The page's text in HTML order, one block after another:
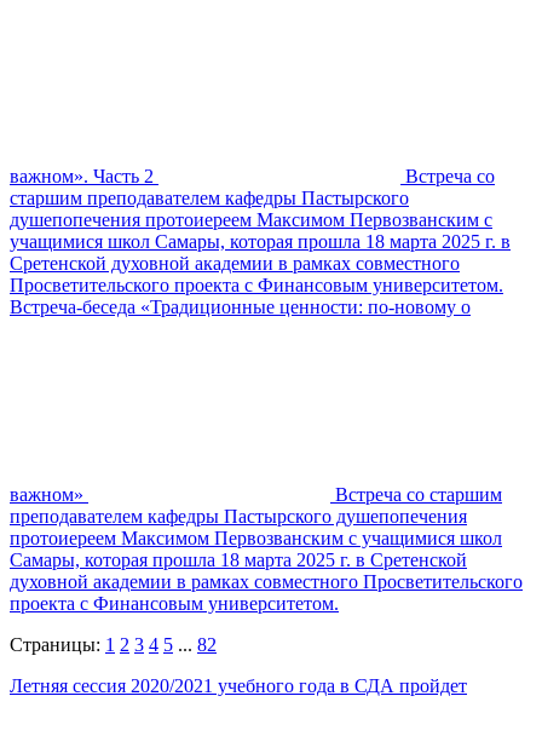
важном». Часть 2
Встреча со
старшим преподавателем кафедры Пастырского
душепопечения протоиереем Максимом Первозванским с
учащимися школ Самары, которая прошла 18 марта 2025 г. в
Сретенской духовной академии в рамках совместного
Просветительского проекта с Финансовым университетом.
Встреча-беседа «Традиционные ценности: по-новому о
важном»
Встреча со старшим
преподавателем кафедры Пастырского душепопечения
протоиереем Максимом Первозванским с учащимися школ
Самары, которая прошла 18 марта 2025 г. в Сретенской
духовной академии в рамках совместного Просветительского
проекта с Финансовым университетом.
Страницы: 1 2 3 4 5 ... 82
Летняя сессия 2020/2021 учебного года в СДА пройдет